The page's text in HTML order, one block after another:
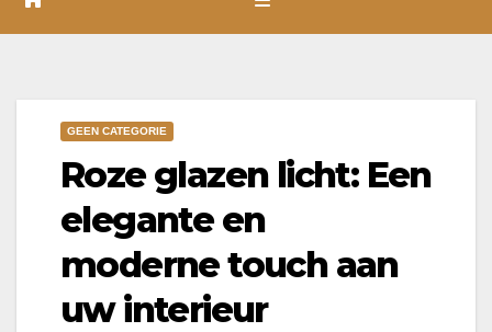
GEEN CATEGORIE
Roze glazen licht: Een
elegante en
moderne touch aan
uw interieur